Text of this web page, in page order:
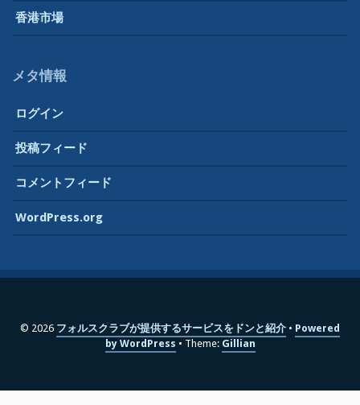
香港市場
メタ情報
ログイン
投稿フィード
コメントフィード
WordPress.org
© 2026 フォルスクラブが提供するサービスをドンと紹介
Powered
by WordPress
Theme: Gillian